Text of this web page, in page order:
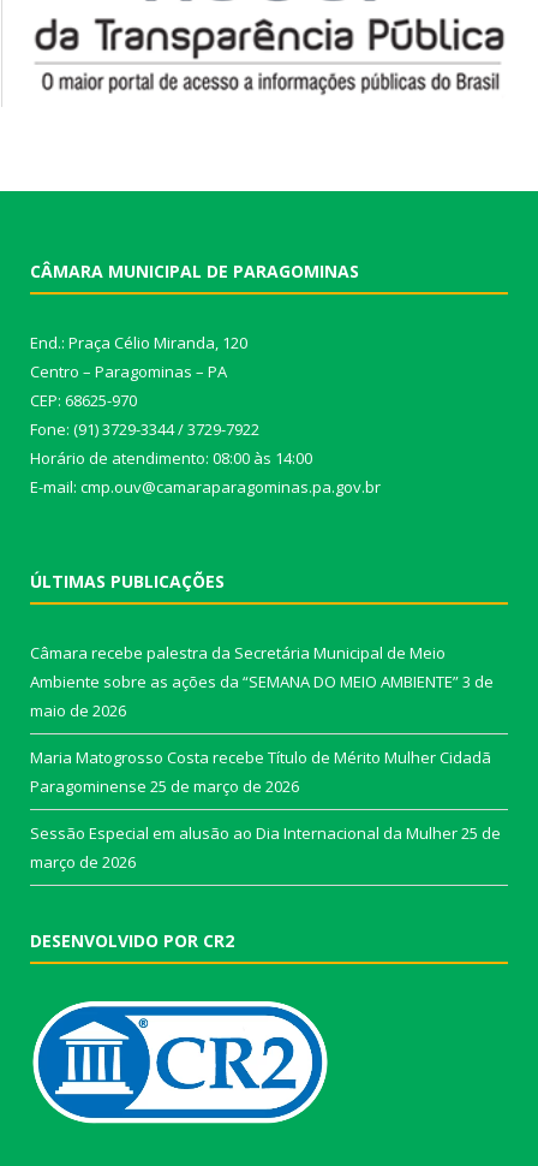
CÂMARA MUNICIPAL DE PARAGOMINAS
End.: Praça Célio Miranda, 120
Centro – Paragominas – PA
CEP: 68625-970
Fone: (91) 3729-3344 / 3729-7922
Horário de atendimento: 08:00 às 14:00
E-mail: cmp.ouv@camaraparagominas.pa.gov.br
ÚLTIMAS PUBLICAÇÕES
Câmara recebe palestra da Secretária Municipal de Meio
Ambiente sobre as ações da “SEMANA DO MEIO AMBIENTE”3 de
maio de 2026
Maria Matogrosso Costa recebe Título de Mérito Mulher Cidadã
Paragominense 25 de março de 2026
Sessão Especial em alusão ao Dia Internacional da Mulher25 de
março de 2026
DESENVOLVIDO POR CR2